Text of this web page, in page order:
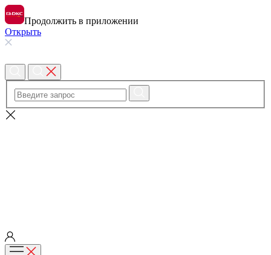
Продолжить в приложении
Открыть